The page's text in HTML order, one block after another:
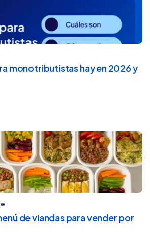
monotributistas hay en 2026 y
de viandas para vender por